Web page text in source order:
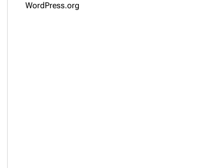
WordPress.org